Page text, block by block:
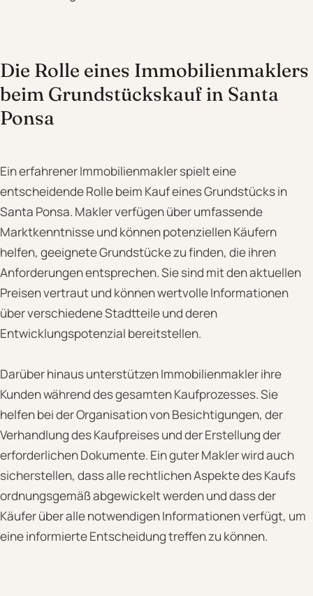
Die Rolle eines Immobilienmaklers
beim Grundstückskauf in Santa
Ponsa
Ein erfahrener Immobilienmakler spielt eine
entscheidende Rolle beim Kauf eines Grundstücks in
Santa Ponsa. Makler verfügen über umfassende
Marktkenntnisse und können potenziellen Käufern
helfen, geeignete Grundstücke zu finden, die ihren
Anforderungen entsprechen. Sie sind mit den aktuellen
Preisen vertraut und können wertvolle Informationen
über verschiedene Stadtteile und deren
Entwicklungspotenzial bereitstellen.
Darüber hinaus unterstützen Immobilienmakler ihre
Kunden während des gesamten Kaufprozesses. Sie
helfen bei der Organisation von Besichtigungen, der
Verhandlung des Kaufpreises und der Erstellung der
erforderlichen Dokumente. Ein guter Makler wird auch
sicherstellen, dass alle rechtlichen Aspekte des Kaufs
ordnungsgemäß abgewickelt werden und dass der
Käufer über alle notwendigen Informationen verfügt, um
eine informierte Entscheidung treffen zu können.